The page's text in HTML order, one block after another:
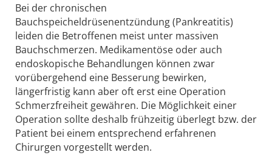
Bei der chronischen
Bauchspeicheldrüsenentzündung (Pankreatitis)
leiden die Betroffenen meist unter massiven
Bauchschmerzen. Medikamentöse oder auch
endoskopische Behandlungen können zwar
vorübergehend eine Besserung bewirken,
längerfristig kann aber oft erst eine Operation
Schmerzfreiheit gewähren. Die Möglichkeit einer
Operation sollte deshalb frühzeitig überlegt bzw. der
Patient bei einem entsprechend erfahrenen
Chirurgen vorgestellt werden.